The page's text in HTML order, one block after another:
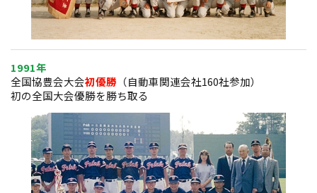
1991年
全国協豊会大会初優勝 （自動車関連会社160社参加）
初の全国大会優勝を勝ち取る